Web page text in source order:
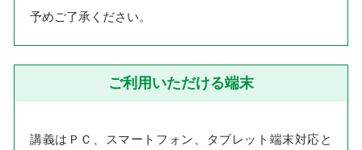
予めご了承ください。
ご利用いただける端末
講義はＰＣ、スマートフォン、タブレット端末対応と